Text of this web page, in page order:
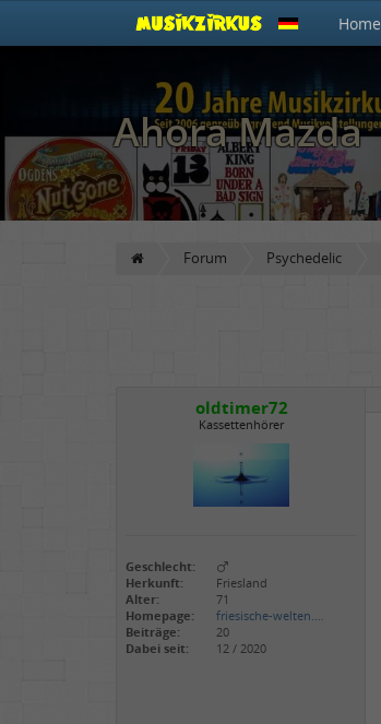
Home
Ahora Mazda
Forum Psychedelic
oldtimer72
Kassettenhörer
Geschlecht:
Herkunft:
Friesland
Alter:
71
Homepage:
friesische-welten.…
Beiträge:
20
Dabei seit:
12 / 2020